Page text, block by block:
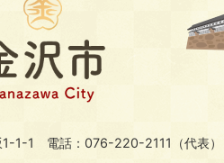
1-1 電話：076-220-2111（代表）